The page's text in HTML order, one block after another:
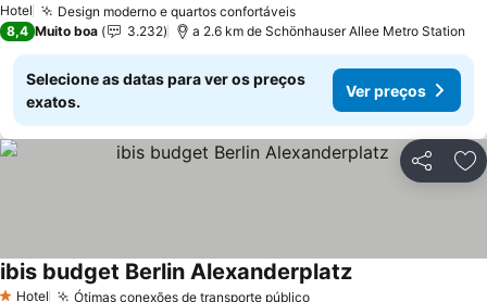
Hotel Design moderno e quartos confortáveis
8,4 Muito boa 3.232 a 2.6 km de Schönhauser Allee Metro Station
Selecione as datas para ver os preços
exatos.
Ver preços
Partilhar
Hotel Ótimas conexões de transporte público
ibis budget Berlin Alexanderplatz